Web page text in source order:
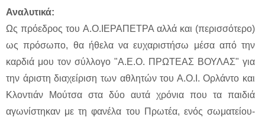
Αναλυτικά:
Ως πρόεδρος του Α.Ο.ΙΕΡΑΠΕΤΡΑ αλλά και (περισσότερο)
ως πρόσωπο, θα ήθελα να ευχαριστήσω μέσα από την
καρδιά μου τον σύλλογο "Α.Ε.Ο. ΠΡΩΤΕΑΣ ΒΟΥΛΑΣ" για
την άριστη διαχείριση των αθλητών του Α.Ο.Ι. Ορλάντο και
Κλοντιάν Μούτσα στα δύο αυτά χρόνια που τα παιδιά
αγωνίστηκαν με τη φανέλα του Πρωτέα, ενός σωματείου-